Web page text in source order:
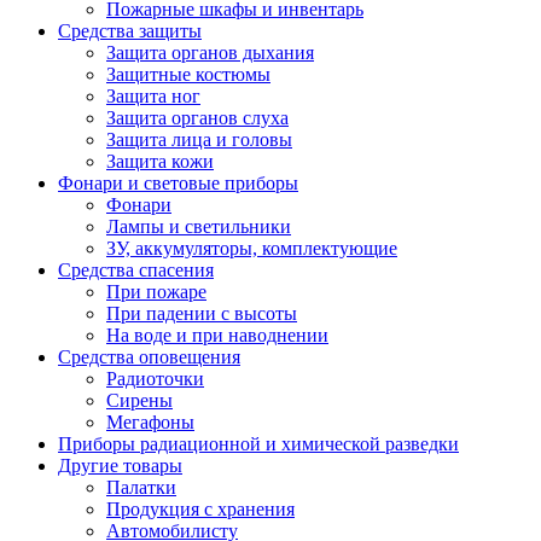
Пожарные шкафы и инвентарь
Средства защиты
Защита органов дыхания
Защитные костюмы
Защита ног
Защита органов слуха
Защита лица и головы
Защита кожи
Фонари и световые приборы
Фонари
Лампы и светильники
ЗУ, аккумуляторы, комплектующие
Средства спасения
При пожаре
При падении с высоты
На воде и при наводнении
Средства оповещения
Радиоточки
Сирены
Мегафоны
Приборы радиационной и химической разведки
Другие товары
Палатки
Продукция с хранения
Автомобилисту